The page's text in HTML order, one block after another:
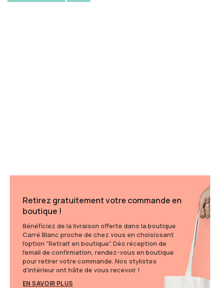
Retirez gratuitement votre commande en
boutique !
Bénéficiez de la livraison offerte dans la boutique
Carré Blanc proche de chez vous en choisissant
l'option "Retrait en boutique". Dès réception de
l'email de confirmation, rendez-vous en boutique
pour retirer votre commande. Nos stylistes
d'intérieur ont hâte de vous recevoir !
EN SAVOIR PLUS